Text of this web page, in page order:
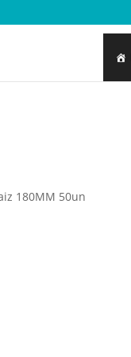
180MM 50un